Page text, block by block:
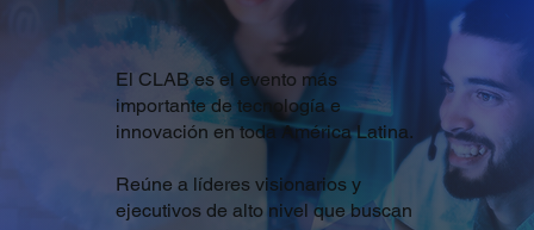
El CLAB es el evento más
importante de tecnología e
innovación en toda América Latina.
Reúne a líderes visionarios y
ejecutivos de alto nivel que buscan